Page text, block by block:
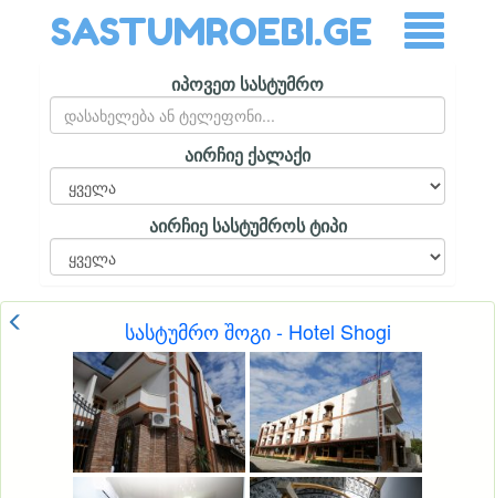
SASTUMROEBI.GE
იპოვეთ სასტუმრო
აირჩიე ქალაქი
აირჩიე სასტუმროს ტიპი
სასტუმრო შოგი - Hotel Shogi